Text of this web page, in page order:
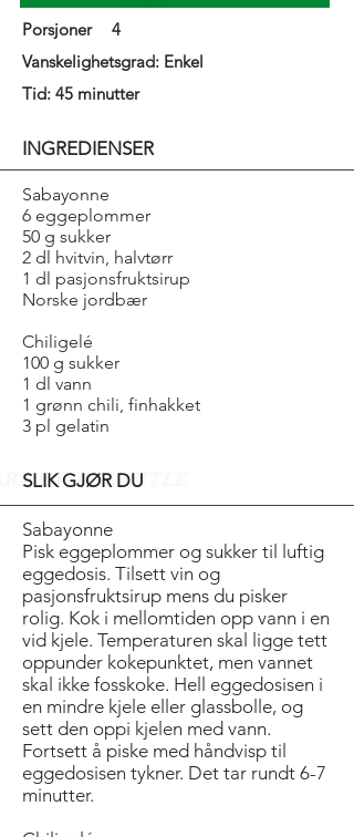
Porsjoner
4
Vanskelighetsgrad: Enkel
Tid: 45 minutter
INGREDIENSER
Sabayonne
6 eggeplommer
50 g sukker
2 dl hvitvin, halvtørr
1 dl pasjonsfruktsirup
Norske jordbær
Chiligelé
100 g sukker
1 dl vann
1 grønn chili, finhakket
3 pl gelatin
OF THE TITLE
SLIK GJØR DU
Sabayonne
Pisk eggeplommer og sukker til luftig
eggedosis. Tilsett vin og
pasjonsfruktsirup mens du pisker
rolig. Kok i mellomtiden opp vann i en
vid kjele. Temperaturen skal ligge tett
oppunder kokepunktet, men vannet
skal ikke fosskoke. Hell eggedosisen i
en mindre kjele eller glassbolle, og
sett den oppi kjelen med vann.
Fortsett å piske med håndvisp til
eggedosisen tykner. Det tar rundt 6-7
minutter.